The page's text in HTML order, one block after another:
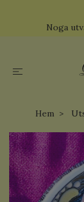
Noga
Hem